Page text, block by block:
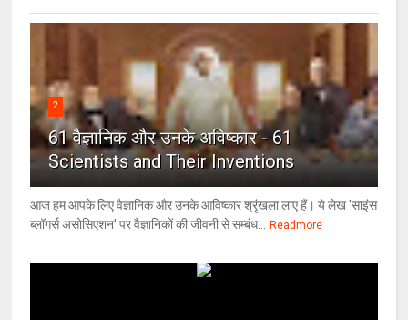
2
61 वैज्ञानिक और उनके अविष्कार - 61
Scientists and Their Inventions
आज हम आपके लिए वैज्ञानिक और उनके आविष्कार श्रृंखला लाए हैं। ये लेख 'साइंस
ब्लॉगर्स असोसिएशन' पर वैज्ञा‍निकों की जीवनी से सम्बंध...
Readmore